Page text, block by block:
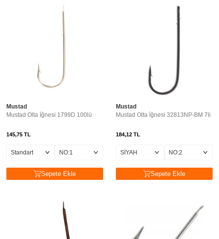
Mustad
Mustad Olta İğnesi 1799D 100lü
145,75 TL
Sepete Ekle
Mustad
Mustad Olta İğnesi 32813NP-BM 7li
184,12 TL
Sepete Ekle